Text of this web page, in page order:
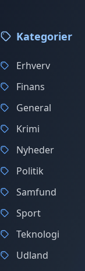
Kategorier
Erhverv
Finans
General
Krimi
Nyheder
Politik
Samfund
Sport
Teknologi
Udland